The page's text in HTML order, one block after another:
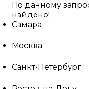
По данному
найдено!
Самара
Москва
Санкт-Петербург